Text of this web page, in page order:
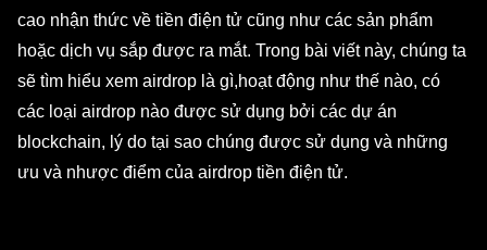
cao nhận thức về tiền điện tử cũng như các sản phẩm
hoặc dịch vụ sắp được ra mắt. Trong bài viết này, chúng ta
sẽ tìm hiểu xem airdrop là gì,hoạt động như thế nào, có
các loại airdrop nào được sử dụng bởi các dự án
blockchain, lý do tại sao chúng được sử dụng và những
ưu và nhược điểm của airdrop tiền điện tử.